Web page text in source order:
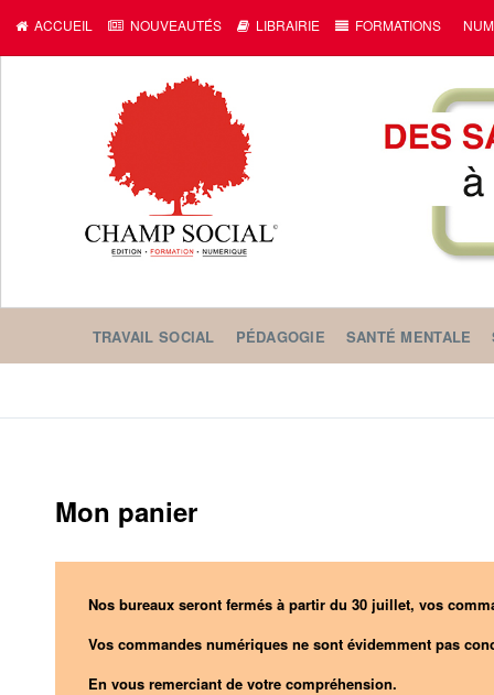
ACCUEIL NOUVEAUTÉS LIBRAIRIE FORMATIONS
TRAVAIL SOCIAL PÉDAGOGIE SANTÉ MENTALE
Mon panier
Nos bureaux seront fermés à partir du 30 juillet, vos
Vos commandes numériques ne sont évidemment pas
En vous remerciant de votre compréhension.